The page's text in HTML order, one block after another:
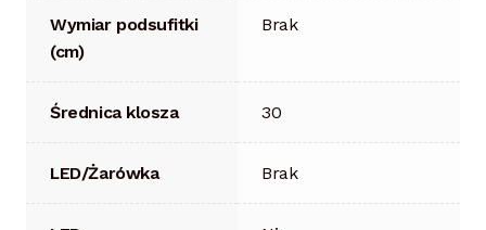
Wymiar podsufitki
(cm)
Brak
Średnica klosza 30
LED/Żarówka Brak